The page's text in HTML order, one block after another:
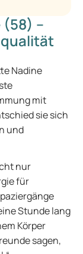
(58) –
Nadine
mit
sie sich
und
nur
für
Stunde lang
Körper
sagen,